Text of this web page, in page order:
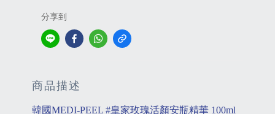
分享到
商品描述
韓國MEDI-PEEL #皇家玫瑰活顏安瓶精華 100ml